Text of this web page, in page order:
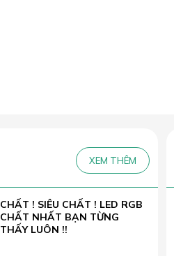
XEM THÊM
CHẤT ! SIÊU CHẤT ! LED RGB
CHẤT NHẤT BẠN TỪNG
THẤY LUÔN !!